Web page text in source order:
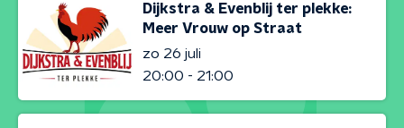
Dijkstra & Evenblij ter plekke:
Meer Vrouw op Straat
zo 26 juli
20:00 - 21:00